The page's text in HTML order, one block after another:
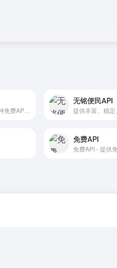
接口盒子提供各种免费API接口，集群服务器保障服务稳定，五年稳定运营。
无铭便民API
免费API